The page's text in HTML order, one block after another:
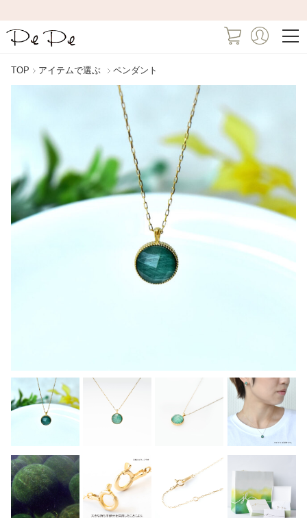
TOP アイテムで選ぶ ペンダント